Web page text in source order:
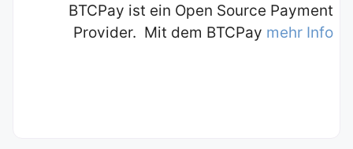
BTCPay ist ein Open Source Payment
Provider. Mit dem BTCPay mehr Info